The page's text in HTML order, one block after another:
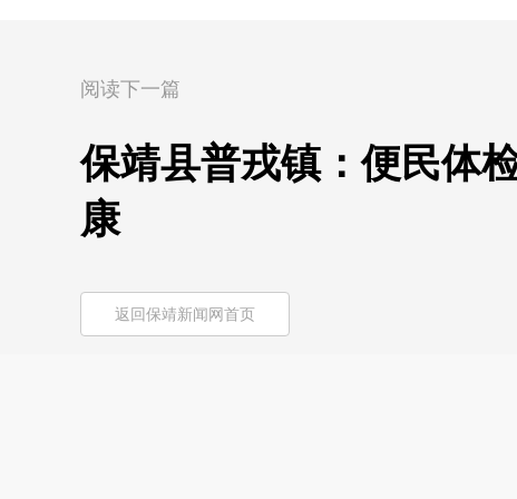
阅读下一篇
保靖县普戎镇：便民体
康
返回保靖新闻网首页